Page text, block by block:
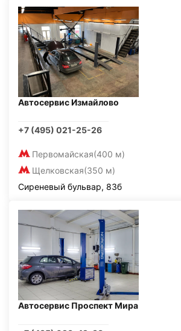
Автосервис Измайлово
+7 (495) 021-25-26
Первомайская(400 м)
Щелковская(350 м)
Сиреневый бульвар, 83б
Автосервис Проспект Мира